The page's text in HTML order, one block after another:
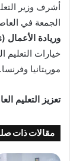
أشرف وزير
الجمعة في
وريادة الأعمال (SAME-Paris)
خيارات التعليم
موريتانيا وفرنسا.
تعزيز التعليم
مقالات ذات